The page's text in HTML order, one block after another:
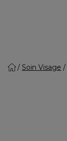
Soin Visage